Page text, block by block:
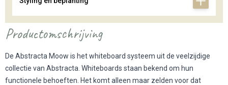
Productomschrijving
De Abstracta Moow is het whiteboard systeem uit de veelzijdige
collectie van Abstracta. Whiteboards staan bekend om hun
functionele behoeften. Het komt alleen maar zelden voor dat